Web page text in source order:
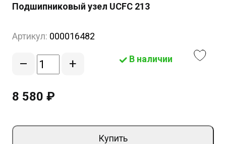
Подшипниковый узел UCFС 213
Артикул: 000016482
– + В наличии
8 580 ₽
Купить